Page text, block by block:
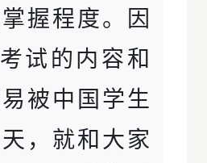
握程度。因
试的内容和
被中国学生
，就和大家